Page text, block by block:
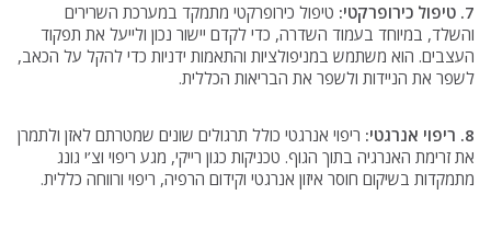
7. טיפול כירופרקטי:
טיפול כירופרקטי מתמקד במערכת השרירים
והשלד, במיוחד בעמוד השדרה, כדי לקדם יישור נכון ולייעל את תפקוד
העצבים. הוא משתמש במניפולציות והתאמות ידניות כדי להקל על הכאב,
לשפר את הניידות ולשפר את הבריאות הכללית.
8. ריפוי אנרגטי:
ריפוי אנרגטי כולל תרגולים שונים שמטרתם לאזן ולתמרן
את זרימת האנרגיה בתוך הגוף. טכניקות כגון רייקי, מגע ריפוי וצ’י גונג
מתמקדות בשיקום חוסר איזון אנרגטי וקידום הרפיה, ריפוי ורווחה כללית.